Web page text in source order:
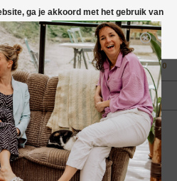
+31 58 250 1503
0
FYSIEKE WINKEL
in Mantgum (frl)
fdad
ga je akkoord met het gebruik van
Dit bericht verbergen
over cookies »